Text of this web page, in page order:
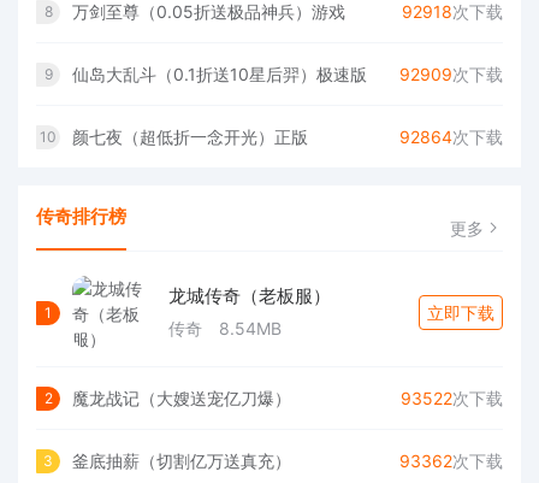
8 万剑至尊（0.05折送极品神兵）游戏 92918次下载
9 仙岛大乱斗（0.1折送10星后羿）极速版 92909次下载
10 颜七夜（超低折一念开光）正版 92864次下载
传奇排行榜 更多
1
龙城传奇（老板服）
传奇 8.54MB
立即下载
2 魔龙战记（大嫂送宠亿刀爆） 93522次下载
3 釜底抽薪（切割亿万送真充） 93362次下载